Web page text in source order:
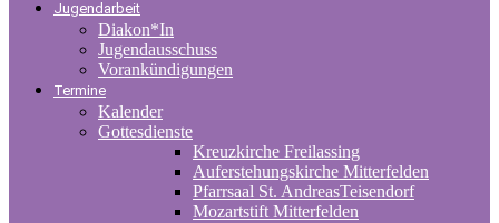
Jugendarbeit
Diakon*In
Jugendausschuss
Vorankündigungen
Termine
Kalender
Gottesdienste
Kreuzkirche Freilassing
Auferstehungskirche Mitterfelden
Pfarrsaal St. AndreasTeisendorf
Mozartstift Mitterfelden